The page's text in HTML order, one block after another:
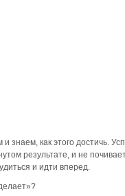
знаем, как этого достичь.
результате, и не
и идти вперед.